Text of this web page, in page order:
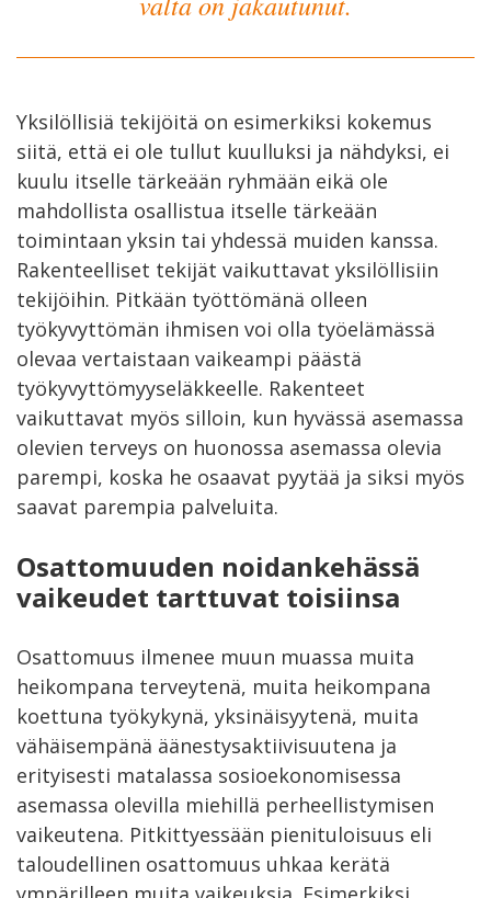
Yksilöllisiä tekijöitä on esimerkiksi kokemus
siitä, että ei ole tullut kuulluksi ja nähdyksi, ei
kuulu itselle tärkeään ryhmään eikä ole
mahdollista osallistua itselle tärkeään
toimintaan yksin tai yhdessä muiden kanssa.
Rakenteelliset tekijät vaikuttavat yksilöllisiin
tekijöihin. Pitkään työttömänä olleen
työkyvyttömän ihmisen voi olla työelämässä
olevaa vertaistaan vaikeampi päästä
työkyvyttömyyseläkkeelle. Rakenteet
vaikuttavat myös silloin, kun hyvässä asemassa
olevien terveys on huonossa asemassa olevia
parempi, koska he osaavat pyytää ja siksi myös
saavat parempia palveluita.
Osattomuuden noidankehässä
vaikeudet tarttuvat toisiinsa
Osattomuus ilmenee muun muassa muita
heikompana terveytenä, muita heikompana
koettuna työkykynä, yksinäisyytenä, muita
vähäisempänä äänestysaktiivisuutena ja
erityisesti matalassa sosioekonomisessa
asemassa olevilla miehillä perheellistymisen
vaikeutena. Pitkittyessään pienituloisuus eli
taloudellinen osattomuus uhkaa kerätä